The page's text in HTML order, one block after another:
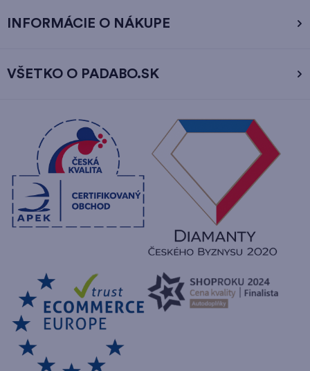
INFORMÁCIE O NÁKUPE
VŠETKO O PADABO.SK